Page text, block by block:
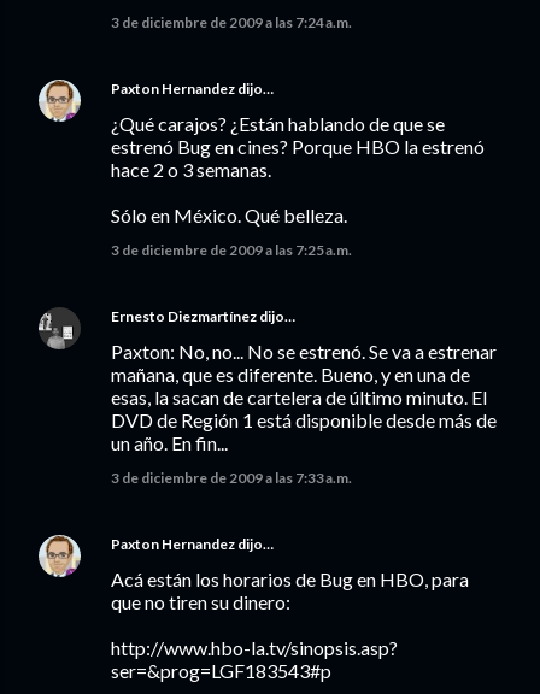
3 de diciembre de 2009 a las 7:24 a.m.
Paxton Hernandez dijo…
¿Qué carajos? ¿Están hablando de que se
estrenó Bug en cines? Porque HBO la estrenó
hace 2 o 3 semanas.
Sólo en México. Qué belleza.
3 de diciembre de 2009 a las 7:25 a.m.
Ernesto Diezmartínez dijo…
Paxton: No, no... No se estrenó. Se va a estrenar
mañana, que es diferente. Bueno, y en una de
esas, la sacan de cartelera de último minuto. El
DVD de Región 1 está disponible desde más de
un año. En fin...
3 de diciembre de 2009 a las 7:33 a.m.
Paxton Hernandez dijo…
Acá están los horarios de Bug en HBO, para
que no tiren su dinero:
http://www.hbo-la.tv/sinopsis.asp?
ser=&prog=LGF183543#p